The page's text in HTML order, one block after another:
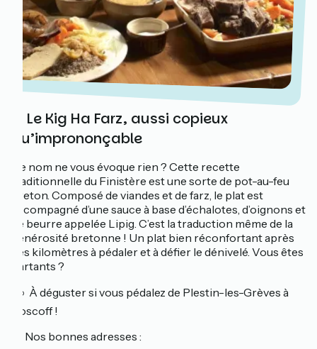
3. Le Kig Ha Farz, aussi copieux
qu’imprononçable
Ce nom ne vous évoque rien ? Cette recette
traditionnelle du Finistère est une sorte de pot-au-feu
breton. Composé de viandes et de farz, le plat est
accompagné d’une sauce à base d’échalotes, d’oignons et
de beurre appelée Lipig. C’est la traduction même de la
générosité bretonne ! Un plat bien réconfortant après
des kilomètres à pédaler et à défier le dénivelé. Vous êtes
partants ?
🚲 À déguster si vous pédalez de Plestin-les-Grèves à
Roscoff !
📍 Nos bonnes adresses :